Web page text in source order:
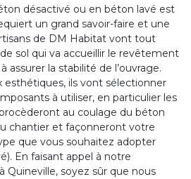
désactivé ou en béton lavé est
un grand savoir-faire et une
de DM Habitat vont tout
sol qui va accueillir le revêtement
assurer la stabilité de l’ouvrage.
esthétiques, ils vont sélectionner
à utiliser, en particulier les
au coulage du béton
chantier et façonneront votre
que vous souhaitez adopter
En faisant appel à notre
Quineville, soyez sûr que nous